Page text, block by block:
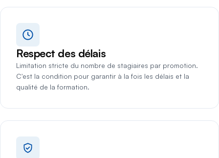
Respect des délais
Limitation stricte du nombre de stagiaires par promotion.
C'est la condition pour garantir à la fois les délais et la
qualité de la formation.